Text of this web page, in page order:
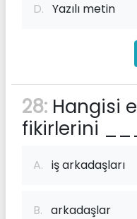
D. Yazılı metin
28: Hangisi
fikirlerini
A. iş arkadaşları
B. arkadaşlar